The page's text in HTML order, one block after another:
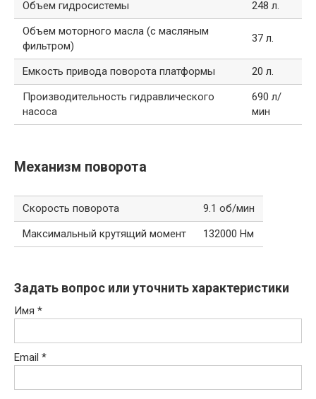
Объем гидросистемы
248 л.
Объем моторного масла (с масляным
фильтром)
37 л.
Емкость привода поворота платформы
20 л.
Производительность гидравлического
насоса
690 л/
мин
Механизм поворота
Скорость поворота
9.1 об/мин
Максимальный крутящий момент
132000 Нм
Задать вопрос или уточнить характеристики
Имя *
Email *